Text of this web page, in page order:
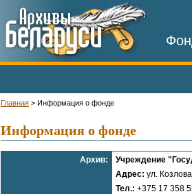
Главная > Информация о фонде
Информация о фонде
Архив:
Учреждение
Адрес: ул.
Тел.: +375 17 358